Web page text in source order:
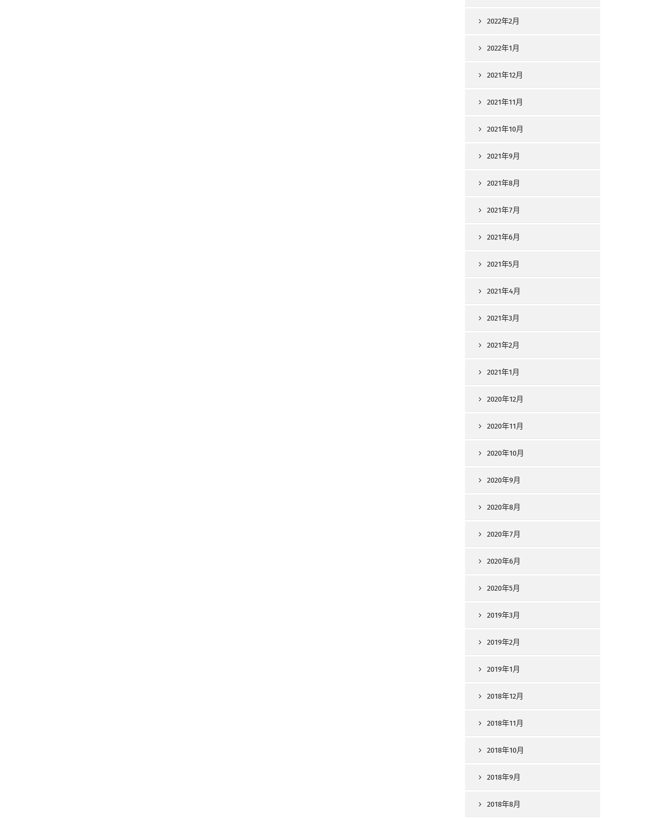
2022年2月
2022年1月
2021年12月
2021年11月
2021年10月
2021年9月
2021年8月
2021年7月
2021年6月
2021年5月
2021年4月
2021年3月
2021年2月
2021年1月
2020年12月
2020年11月
2020年10月
2020年9月
2020年8月
2020年7月
2020年6月
2020年5月
2019年3月
2019年2月
2019年1月
2018年12月
2018年11月
2018年10月
2018年9月
2018年8月